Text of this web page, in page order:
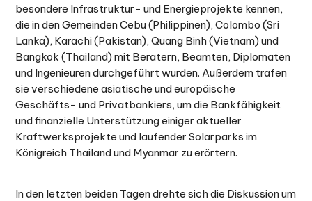
besondere Infrastruktur- und Energieprojekte kennen,
die in den Gemeinden Cebu (Philippinen), Colombo (Sri
Lanka), Karachi (Pakistan), Quang Binh (Vietnam) und
Bangkok (Thailand) mit Beratern, Beamten, Diplomaten
und Ingenieuren durchgeführt wurden. Außerdem trafen
sie verschiedene asiatische und europäische
Geschäfts- und Privatbankiers, um die Bankfähigkeit
und finanzielle Unterstützung einiger aktueller
Kraftwerksprojekte und laufender Solarparks im
Königreich Thailand und Myanmar zu erörtern.
In den letzten beiden Tagen drehte sich die Diskussion um